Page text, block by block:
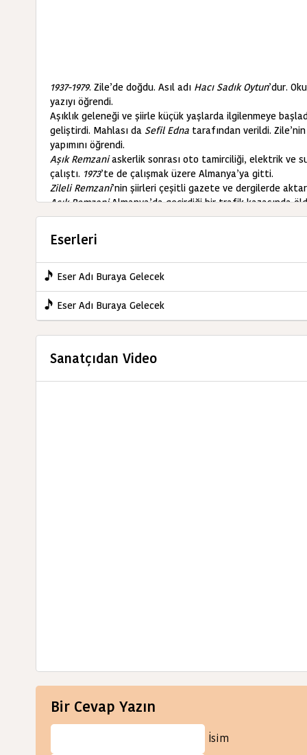
1937-1979. Zile’de doğdu. Asıl adı Hacı Sadık Oytun’dur.
yazıyı öğrendi.
Aşıklık geleneği ve şiirle küçük yaşlarda ilgilenmeye
geliştirdi. Mahlası da Sefil Edna tarafından verildi.
yapımını öğrendi.
Aşık Remzaniaskerlik sonrası oto tamirciliği, elektrik ve
çalıştı. 1973’te de çalışmak üzere Almanya’ya gitti.
Zileli Remzani’nin şiirleri çeşitli gazete ve dergilerde
Aşık RemzaniAlmanya’da geçirdiği bir trafik kazasında
Zileli Remzani’ye ilişkinAli KızanveNamık Kemal Doğanay
ve Özdeyişleri«
KAYNAK: ozanlar.biz
Eserleri
Eser Adı Buraya Gelecek
Eser Adı Buraya Gelecek
Sanatçıdan Video
Bir Cevap Yazın
İsim